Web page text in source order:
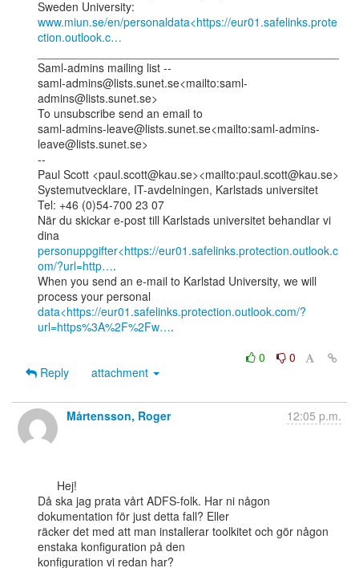
www.miun.se/en/personaldata<https://eur01.safelinks.prote
ction.outlook.c…
Saml-admins mailing list --
saml-admins@lists.sunet.se<mailto:saml-
admins@lists.sunet.se>
To unsubscribe send an email to
saml-admins-leave@lists.sunet.se<mailto:saml-admins-
leave@lists.sunet.se>
--
Paul Scott <paul.scott@kau.se><mailto:paul.scott@kau.se>
Systemutvecklare, IT-avdelningen, Karlstads universitet
Tel: +46 (0)54-700 23 07
När du skickar e-post till Karlstads universitet behandlar vi
personuppgifter<https://eur01.safelinks.protection.outlook.c
om/?url=http….
When you send an e-mail to Karlstad University, we will
data<https://eur01.safelinks.protection.outlook.com/?
url=https%3A%2F%2Fw….
0
0
Reply
attachment
Mårtensson, Roger 12:05 p.m.
Då ska jag prata vårt ADFS-folk. Har ni någon
dokumentation för just detta fall? Eller
räcker det med att man installerar toolkitet och gör någon
enstaka konfiguration på den
konfiguration vi redan har?